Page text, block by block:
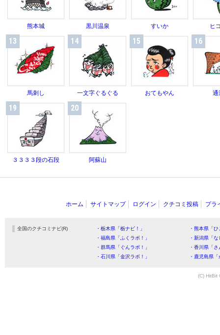
熊本城 黒川温泉 すいか ヒ
13
馬刺し
14
一文字ぐるぐる
15
おてもやん
16
通
19
３３３３段の石段
20
阿蘇山
ホーム サイトマップ ログイン クチコミ投稿 プラ
全国のクチコミナビ(R) ・栃木県「栃ナビ！」
・熊本県「
・福島県「ふくラボ！」
・新潟県「
・群馬県「ぐんラボ！」
・香川県「
・石川県「金沢ラボ！」
・鹿児島県
(C) HitBit